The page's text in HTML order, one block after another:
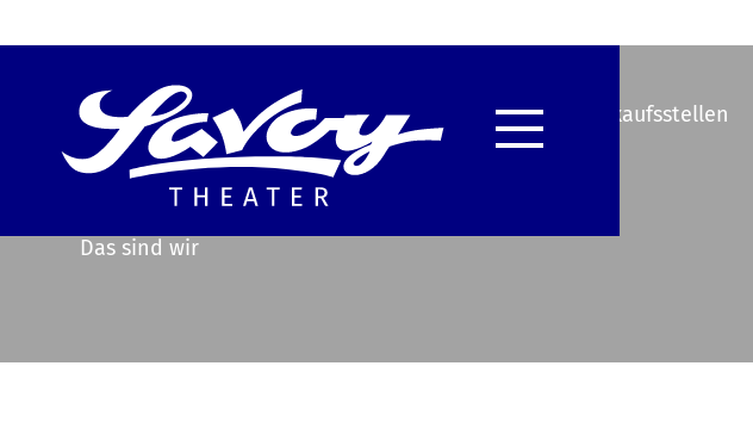
Highlights
Service & Information
Das sind wir
Unsere Vorverkaufsstellen